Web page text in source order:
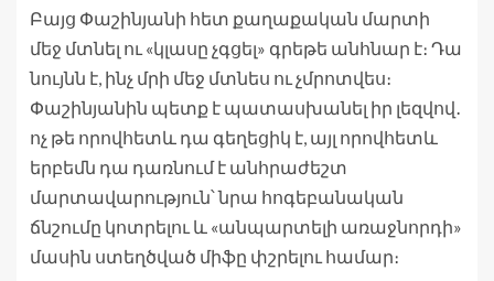
Բայց Փաշինյանի հետ քաղաքական մարտի
մեջ մտնել ու «կլասը չգցել» գրեթե անհնար է։ Դա
նույնն է, ինչ մրի մեջ մտնես ու չմրոտվես։
Փաշինյանին պետք է պատասխանել իր լեզվով․
ոչ թե որովհետև դա գեղեցիկ է, այլ որովհետև
երբեմն դա դառնում է անհրաժեշտ
մարտավարություն՝ նրա հոգեբանական
ճնշումը կոտրելու և «անպարտելի առաջնորդի»
մասին ստեղծված միֆը փշրելու համար։